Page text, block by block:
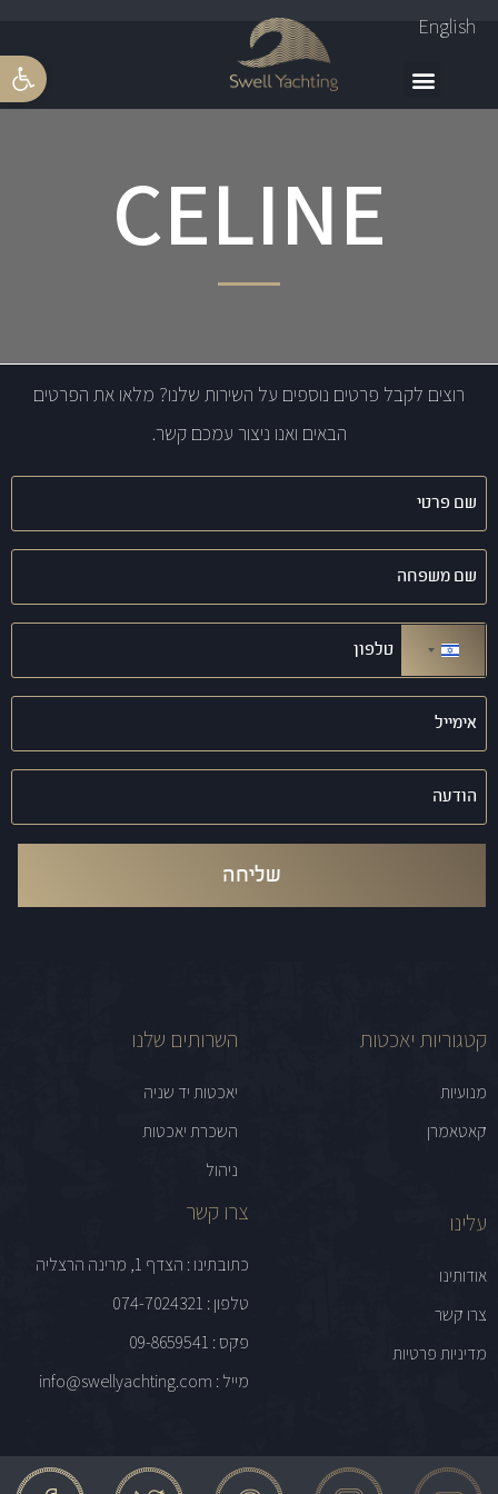
פתח
English
CELINE
רוצים לקבל פרטים נוספים על השירות שלנו? מלאו את הפרטים
הבאים ואנו ניצור עמכם קשר.
שם
פרטי
שם
משפחה
טלפון
(חובה)
ישראל +972
אימייל
(חובה)
הודעה
קטגוריות יאכטות
מנועיות
קאטאמרן
השרותים שלנו
יאכטות יד שניה
השכרת יאכטות
ניהול
עלינו
אודותינו
צרו קשר
מדיניות פרטיות
צרו קשר
כתובתינו : הצדף 1, מרינה הרצליה
טלפון : 074-7024321
פקס : 09-8659541
מייל : info@swellyachting.com